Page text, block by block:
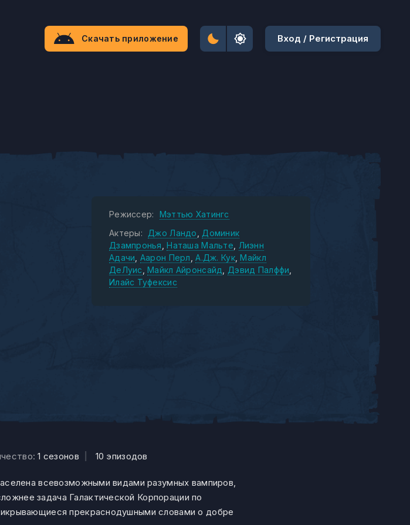
Скачать приложение Вход / Регистрация
Режиссер:
Мэттью Хатингс
Актеры:
Джо Ландо
Доминик
Дзампронья
Наташа Мальте
Лиэнн
Адачи Аарон Перл А.Дж. Кук Майкл
ДеЛуис
Майкл Айронсайд
Дэвид Палффи
Илайс Туфексис
1 сезонов 10 эпизодов
всевозможными видами разумных вампиров,
задача Галактической Корпорации по
прекраснодушными словами о добре